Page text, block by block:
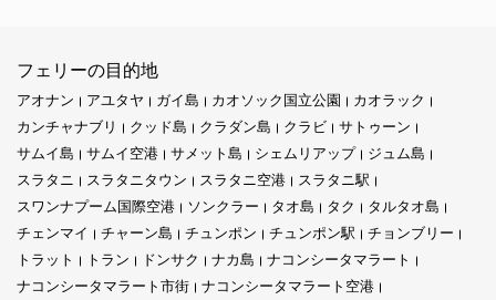
フェリーの目的地
アオナン アユタヤ ガイ島 カオソック国立公園
カオラック
カンチャナブリ
クッド島 クラダン島 クラビ
サトゥーン
サムイ島
サムイ空港 サメット島 シェムリアップ
ジュム島
スラタニ
スラタニタウン スラタニ空港
スラタニ駅
スワンナプーム国際空港
ソンクラー タオ島 タク
タルタオ島
チェンマイ
チャーン島 チュンポン チュンポン駅
チョンブリー
トラット
トラン ドンサク ナカ島
ナコンシータマラート
ナコンシータマラート市街
ナコンシータマラート空港